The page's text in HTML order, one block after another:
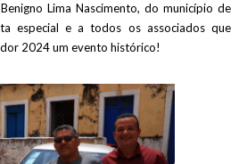
Lima Nascimento, do município de
especial e a todos os associados que
2024 um evento histórico!